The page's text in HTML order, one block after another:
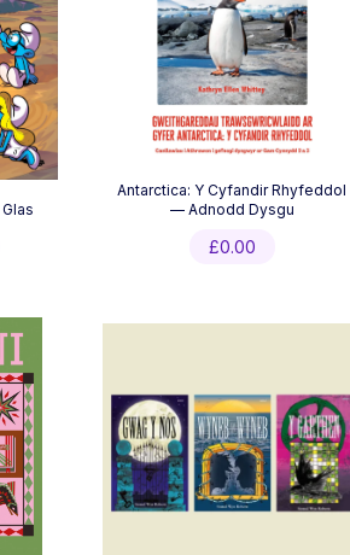
Antarctica: Y Cyfandir Rhyfeddol
— Adnodd Dysgu
£0.00